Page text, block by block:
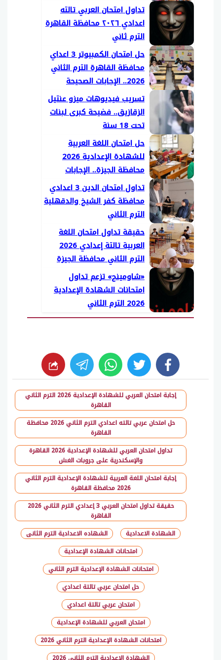
تداول امتحان العربي تالته
اعدادي ٢٠٢٦ محافظة القاهرة
الترم ثاني
حل امتحان الكمبيوتر 3 اعداي
محافظة القاهرة الترم الثاني
2026.. الإجابات الصحيحة
تسريب فيديوهات ميزو عنتيل
الزقازيق.. فضيحة كبرى لبنات
تحت 18 سنة
حل امتحان اللغة العربية
للشهادة الإعدادية 2026
محافظة الجيزة.. الإجابات
الكاملة
تداول امتحان الدين 3 اعدادي
محافظة كفر الشيخ والدقهلية
الترم الثاني
حقيقة تداول امتحان اللغة
العربية تالتة إعدادي 2026
الترم الثاني محافظة الجيزة
«شاومينج» تزعم تداول
امتحانات الشهادة الإعدادية
2026 الترم الثاني
facebook
twitter
whats
إجابة امتحان العربي للشهادة الإعدادية 2026 الترم الثاني
القاهرة
حل امتحان عربي تالته اعدادي الترم الثاني 2026 محافظة
القاهرة
تداول امتحان العربي للشهادة الإعدادية 2026 القاهرة
والإسكندرية على جروبات الغش
إجابة امتحان اللغة العربية للشهادة الإعدادية الترم الثاني
2026 محافظة القاهرة
حقيقة تداول امتحان العربي 3 إعدادي الترم الثاني 2026
القاهرة
الشهادة الاعدادية
الشهاده الاعدادية الترم الثانى
امتحانات الشهادة الإعدادية
امتحانات الشهادة الإعدادية الترم الثاني
حل امتحان عربي تالتة اعدادي
امتحان عربي تالتة اعدادي
امتحان العربي للشهادة الإعدادية
امتحانات الشهادة الإعدادية الترم الثاني 2026